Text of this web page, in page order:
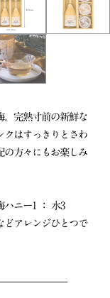
。完熟寸前の新鮮な
クはすっきりとさわ
の方々にもお楽しみ
ニー1 ： 水3
どアレンジひとつで